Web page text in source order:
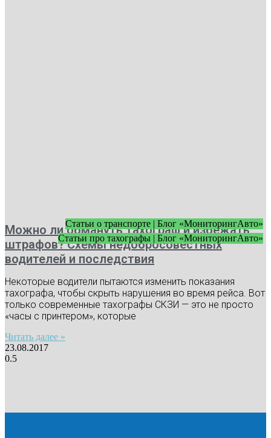
Статьи о транспорте | Блог «МониторингАвто»
Статьи про тахографы | Блог «МониторингАвто»
Можно ли обмануть тахограф и избежать
штрафов? Схемы недобросовестных
водителей и последствия
Некоторые водители пытаются изменить показания
тахографа, чтобы скрыть нарушения во время рейса. Вот
только современные тахографы СКЗИ — это не просто
«часы с принтером», которые
Читать далее »
23.08.2017